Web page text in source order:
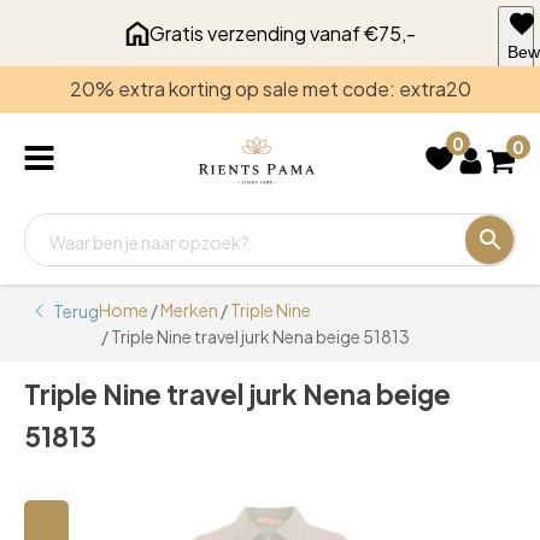
Gratis verzending vanaf €75,-
20% extra korting op sale met code: extra20
0 0
TerugHome /Merken /Triple Nine
/ Triple Nine travel jurk Nena beige 51813
Triple Nine travel jurk Nena beige
51813
voor